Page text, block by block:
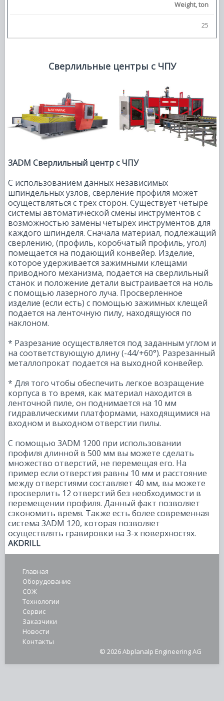
Weight, ton
25
Сверлильные центры с ЧПУ
3ADM Сверлильный центр с ЧПУ
С использованием данных независимых
шпиндельных узлов, сверление профиля может
осуществляться с трех сторон. Существует четыре
системы автоматической смены инструментов с
возможностью замены четырех инструментов для
каждого шпинделя. Сначала материал, подлежащий
сверлению, (профиль, коробчатый профиль, угол)
помещается на подающий конвейер. Изделие,
которое удерживается зажимными клещами
приводного механизма, подается на сверлильный
станок и положение детали выстраивается на ноль
с помощью лазерного луча. Просверленное
изделие (если есть) с помощью зажимных клещей
подается на ленточную пилу, находящуюся по
наклоном.
* Разрезание осуществляется под заданным углом и
на соответствующую длину (-44/+60°). Разрезанный
металлопрокат подается на выходной конвейер.
* Для того чтобы обеспечить легкое возращение
корпуса в то время, как материал находится в
ленточной пиле, он поднимается на 10 мм
гидравлическими платформами, находящимися на
входном и выходном отверстии пилы.
С помощью 3ADM 1200 при использовании
профиля длинной в 500 мм вы можете сделать
множество отверстий, не перемещая его. На
пример если отверстия равны 10 мм и расстояние
между отверстиями составляет 40 мм, вы можете
просверлить 12 отверстий без необходимости в
перемещении профиля. Данный факт позволяет
сэкономить время. Также есть более современная
система 3ADM 120, которая позволяет
осуществлять гравировки на 3-х поверхностях.
AKDRILL
Главная
Оборудование
СОЖ
Технологии
Сервис
Заказчики
Новости
Контакты
© 2026 Abplanalp Engineering AG